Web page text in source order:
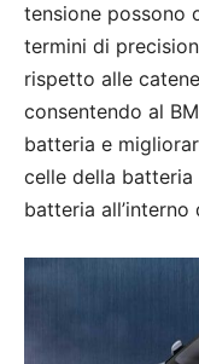
tensione possono
termini di
rispetto alle
consentendo al
batteria e
celle della
batteria